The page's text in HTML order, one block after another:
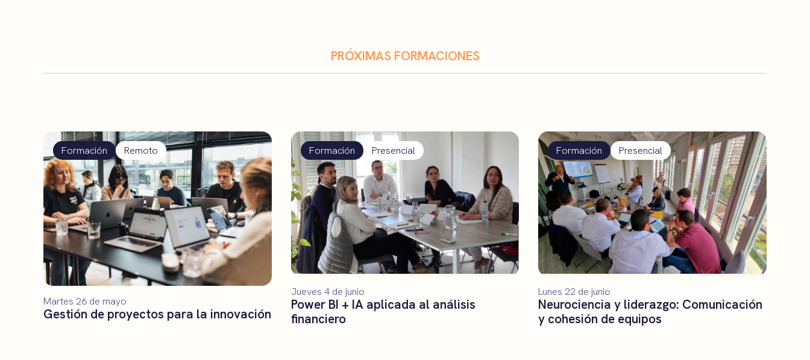
PRÓXIMAS FORMACIONES
Formación Remoto
Gestión de proyectos para la innovación
Martes 26 de mayo
Formación Presencial
Power BI + IA aplicada al análisis
financiero
Jueves 4 de junio
Formación Presencial
Neurociencia y liderazgo: Comunicación
y cohesión de equipos
Lunes 22 de junio